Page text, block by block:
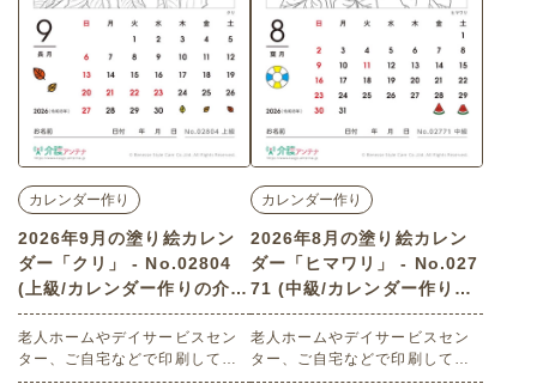
カレンダー作り
2026年9月の塗り絵カレン
ダー「クリ」 - No.02804
(上級/カレンダー作りの介護
レク素材)
老人ホームやデイサービスセン
ター、ご自宅などで印刷してお
使いいただける無料の高齢者向
カレンダー作り
2026年8月の塗り絵カレン
ダー「ヒマワリ」 - No.027
71 (中級/カレンダー作りの
介護レク素材)
老人ホームやデイサービスセン
ター、ご自宅などで印刷してお
使いいただける無料の高齢者向